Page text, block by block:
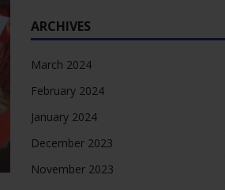
ARCHIVES
March 2024
February 2024
January 2024
December 2023
November 2023